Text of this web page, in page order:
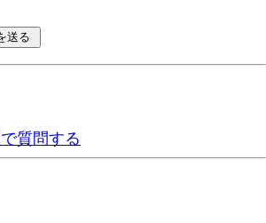
質問する